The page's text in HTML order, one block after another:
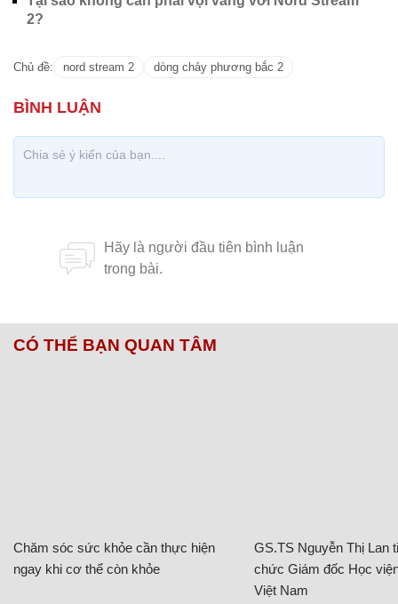
2?
Chủ đề: nord stream 2 dòng chảy phương bắc 2
CÓ THỂ BẠN QUAN TÂM
Chăm sóc sức khỏe cần thực hiện
ngay khi cơ thể còn khỏe
GS.TS Nguyễn Thị Lan
chức Giám đốc Học
Việt Nam